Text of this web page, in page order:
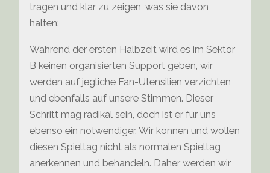
tragen und klar zu zeigen, was sie davon
halten:
Während der ersten Halbzeit wird es im Sektor
B keinen organisierten Support geben, wir
werden auf jegliche Fan-Utensilien verzichten
und ebenfalls auf unsere Stimmen. Dieser
Schritt mag radikal sein, doch ist er für uns
ebenso ein notwendiger. Wir können und wollen
diesen Spieltag nicht als normalen Spieltag
anerkennen und behandeln. Daher werden wir